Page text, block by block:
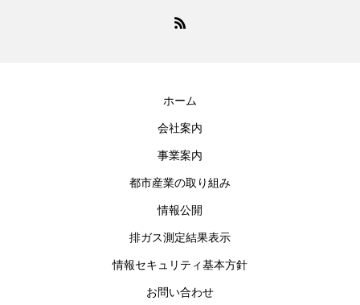
ホーム
会社案内
事業案内
都市産業の取り組み
情報公開
排ガス測定結果表示
情報セキュリティ基本方針
お問い合わせ